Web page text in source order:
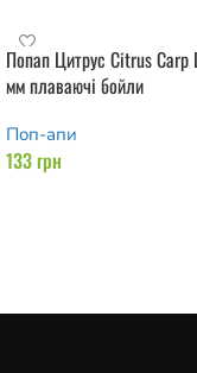
Попап Цитрус Citrus Carp
мм плаваючі бойли
Поп-апи
133грн